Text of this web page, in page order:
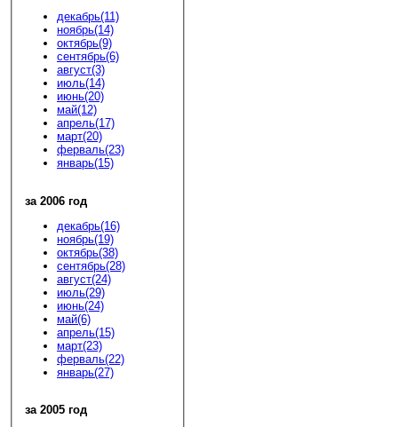
декабрь(11)
ноябрь(14)
октябрь(9)
сентябрь(6)
август(3)
июль(14)
июнь(20)
май(12)
апрель(17)
март(20)
ферваль(23)
январь(15)
за 2006 год
декабрь(16)
ноябрь(19)
октябрь(38)
сентябрь(28)
август(24)
июль(29)
июнь(24)
май(6)
апрель(15)
март(23)
ферваль(22)
январь(27)
за 2005 год